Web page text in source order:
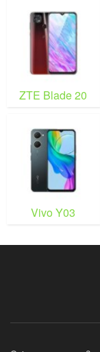
ZTE Blade 20
Vivo Y03